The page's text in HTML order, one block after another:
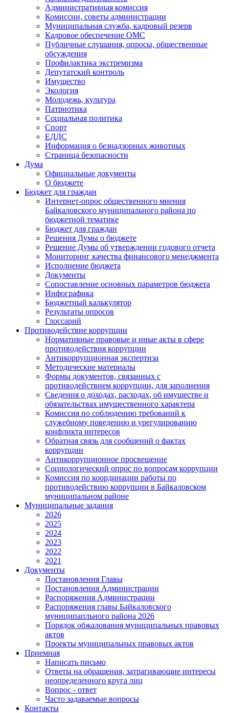
Административная комиссия
Комиссии, советы администрации
Муниципальная служба, кадровый резерв
Кадровое обеспечение ОМС
Публичные слушания, опросы, общественные
обсуждения
Профилактика экстремизма
Депутатский контроль
Имущество
Экология
Молодежь, культура
Патриотика
Социальная политика
Спорт
ЕДДС
Информация о безнадзорных животных
Страница безопасности
Дума
Официальные документы
О бюджете
Бюджет для граждан
Интернет-опрос общественного мнения
Байкаловского муниципального района по
бюджетной тематике
Бюджет для граждан
Решения Думы о бюджете
Решение Думы об утверждении годового отчета
Мониторинг качества финансового менеджмента
Исполнение бюджета
Документы
Сопоставление основных параметров бюджета
Инфографика
Бюджетный калькулятор
Результаты опросов
Глоссарий
Противодействие коррупции
Нормативные правовые и иные акты в сфере
противодействия коррупции
Антикоррупционная экспертиза
Методические материалы
Формы документов, связанных с
противодействием коррупции, для заполнения
Сведения о доходах, расходах, об имуществе и
обязательствах имущественного характера
Комиссия по соблюдению требований к
служебному поведению и урегулированию
конфликта интересов
Обратная связь для сообщений о фактах
коррупции
Антикоррупционное просвещение
Социологический опрос по вопросам коррупции
Комиссия по координации работы по
противодействию коррупции в Байкаловском
муниципальном районе
Муниципальные задания
2026
2025
2024
2023
2022
2021
Документы
Постановления Главы
Постановления Администрации
Распоряжения Администрации
Распоряжения главы Байкаловского
муниципапльного района 2026
Порядок обжалования муниципальных правовых
актов
Проекты муниципальных правовых актов
Приемная
Написать письмо
Ответы на обращения, затрагивающие интересы
неопределенного круга лиц
Вопрос - ответ
Часто задаваемые вопросы
Контакты